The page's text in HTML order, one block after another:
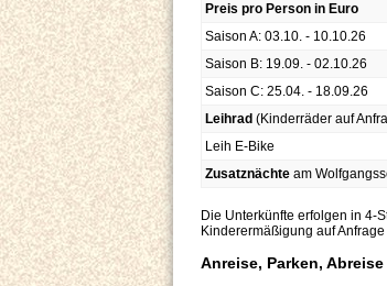
Preis pro Person in Euro
Saison A: 03.10. - 10.10.26
Saison B: 19.09. - 02.10.26
Saison C: 25.04. - 18.09.26
Leihrad (Kinderräder auf
Leih E-Bike
Zusatznächte am
Die Unterkünfte erfolgen in 4-
Kinderermäßigung auf Anfrage
Anreise, Parken, Abreise